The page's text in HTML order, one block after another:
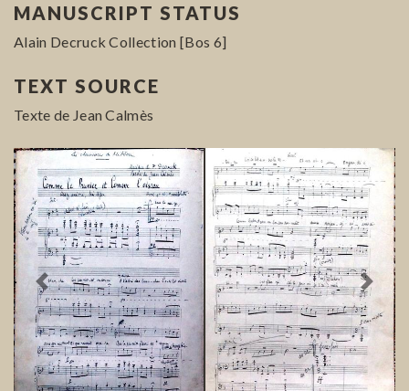
MANUSCRIPT STATUS
Alain Decruck Collection [Bos 6]
TEXT SOURCE
Texte de Jean Calmès
Previous Next